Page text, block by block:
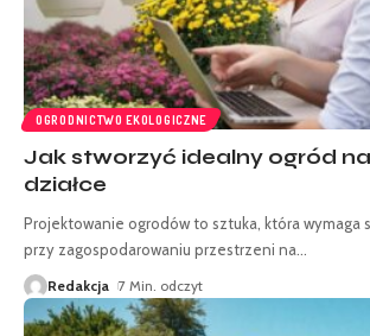
OGRODNICTWO EKOLOGICZNE
Jak stworzyć idealny ogród
działce
Projektowanie ogrodów to sztuka, która wymaga
przy zagospodarowaniu przestrzeni na
Redakcja 7 Min. odczyt